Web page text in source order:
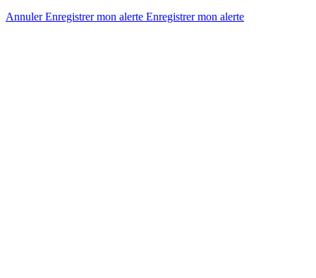
AnnulerEnregistrer mon alerte Enregistrermon alerte